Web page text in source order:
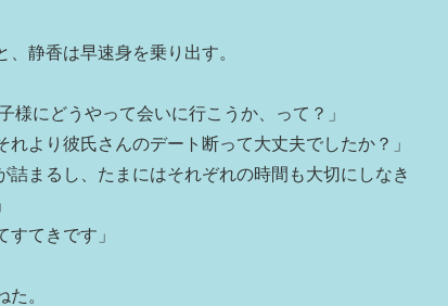
静香は早速身を乗り出す。
様にどうやって会いに行こうか、って？」
れより彼氏さんのデート断って大丈夫でしたか？」
詰まるし、たまにはそれぞれの時間も大切にしなき
すてきです」
。